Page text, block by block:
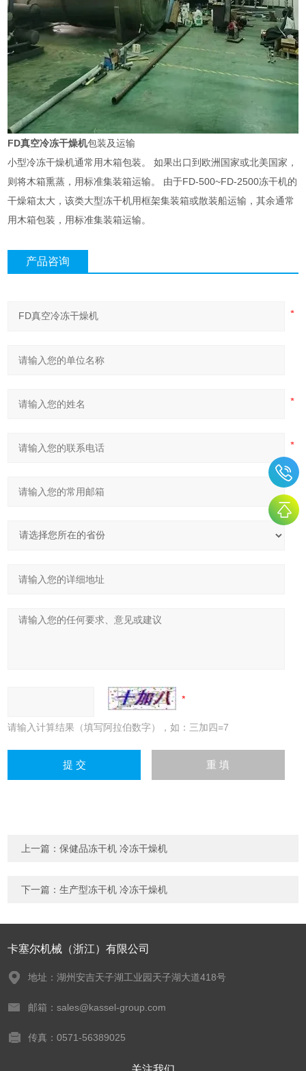
FD真空冷冻干燥机包装及运输
小型冷冻干燥机通常用木箱包装。 如果出口到欧洲国家或北美国家，
则将木箱熏蒸，用标准集装箱运输。 由于FD-500~FD-2500冻干机的
干燥箱太大，该类大型冻干机用框架集装箱或散装船运输，其余通常
用木箱包装，用标准集装箱运输。
产品咨询
请输入计算结果（填写阿拉伯数字），如：三加四=7
上一篇：保健品冻干机 冷冻干燥机
下一篇：生产型冻干机 冷冻干燥机
卡塞尔机械（浙江）有限公司
地址：湖州安吉天子湖工业园天子湖大道418号
邮箱：sales@kassel-group.com
传真：0571-56389025